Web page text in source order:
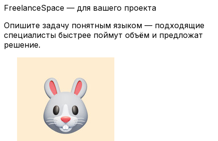
FreelanceSpace — для вашего проекта
Опишите задачу понятным языком — подходящие
специалисты быстрее поймут объём и предложат
решение.